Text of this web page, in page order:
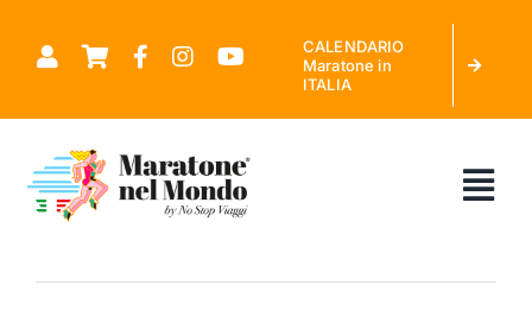
CALENDARIO
Maratone in
ITALIA
CHI SIAMO